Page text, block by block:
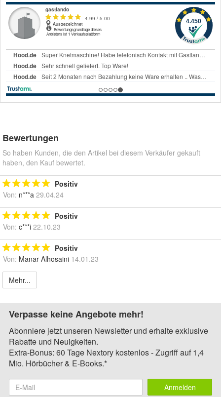
Bewertungen
So haben Kunden, die den Artikel bei diesem Verkäufer gekauft
haben, den Kauf bewertet.
Positiv
Von: n***a 29.04.24
Positiv
Von: c***i 22.10.23
Positiv
Von: Manar Alhosaini 14.01.23
Mehr...
Verpasse keine Angebote mehr!
Abonniere jetzt unseren Newsletter und erhalte exklusive
Rabatte und Neuigkeiten.
Extra-Bonus: 60 Tage Nextory kostenlos - Zugriff auf 1,4
Mio. Hörbücher & E-Books.*
Anmelden